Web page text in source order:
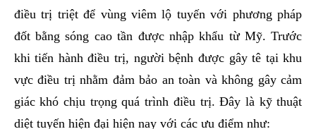
điều trị triệt để vùng viêm lộ tuyến với phương pháp
đốt bằng sóng cao tần được nhập khẩu từ Mỹ. Trước
khi tiến hành điều trị, người bệnh được gây tê tại khu
vực điều trị nhằm đảm bảo an toàn và không gây cảm
giác khó chịu trọng quá trình điều trị. Đây là kỹ thuật
diệt tuyến hiện đại hiện nay với các ưu điểm như: